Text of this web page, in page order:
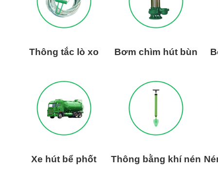
Thông tắc lò xo Bơm chìm hút bùn
Xe hút bể phốt Thông bằng khí nén